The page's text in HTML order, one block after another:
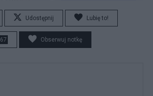
Udostępnij Lubię to!
67 Obserwuj notkę